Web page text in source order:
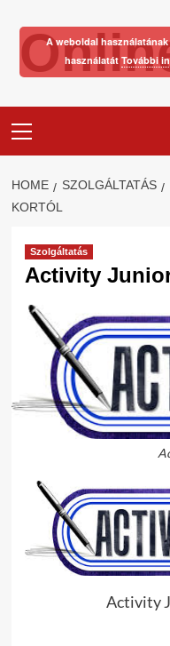
content
Menu
HOME SZOLGÁLTATÁS
KORTÓL
Szolgáltatás
Activity
Activity
A weboldal
használatát További